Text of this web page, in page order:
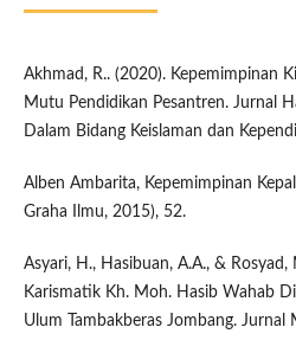
Akhmad, R.. (2020). Kepemimpinan
Mutu Pendidikan Pesantren. Jurnal
Dalam Bidang Keislaman dan
Alben Ambarita, Kepemimpinan
Graha Ilmu, 2015), 52.
Asyari, H., Hasibuan, A.A., &
Karismatik Kh. Moh. Hasib Wahab
Ulum Tambakberas Jombang. Jurnal